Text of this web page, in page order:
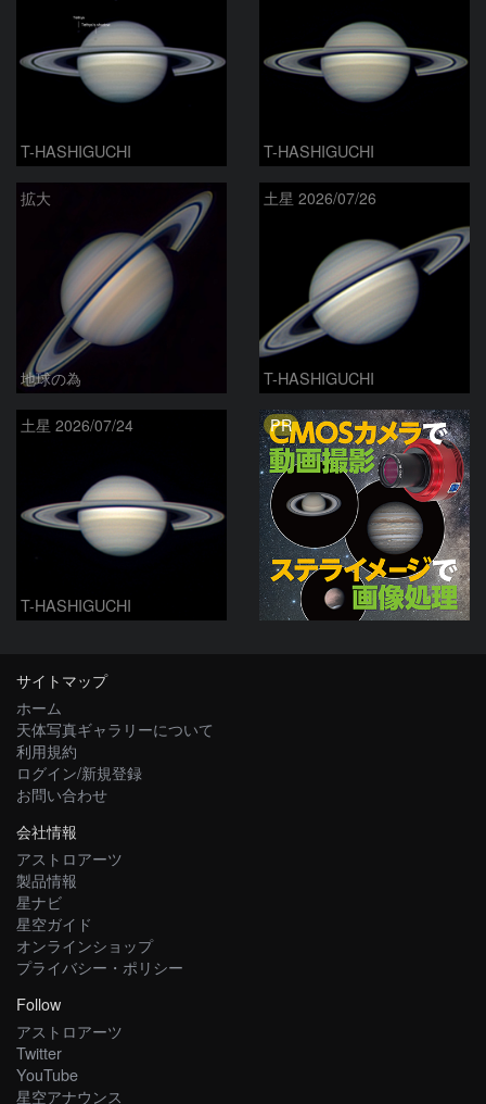
T-HASHIGUCHI T-HASHIGUCHI
拡大
地球の為
土星 2026/07/26
T-HASHIGUCHI
土星 2026/07/24
T-HASHIGUCHI
PR
サイトマップ
ホーム
天体写真ギャラリーについて
利用規約
ログイン/新規登録
お問い合わせ
会社情報
アストロアーツ
製品情報
星ナビ
星空ガイド
オンラインショップ
プライバシー・ポリシー
Follow
アストロアーツ
Twitter
YouTube
星空アナウンス